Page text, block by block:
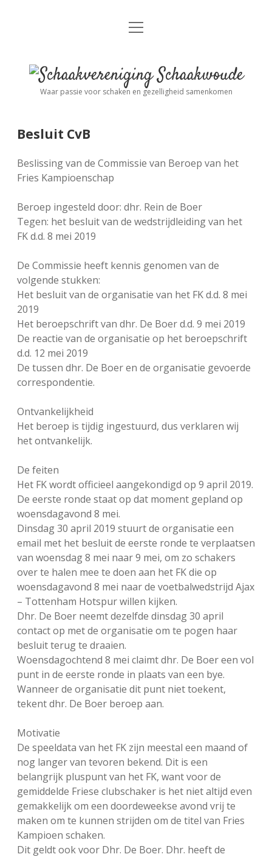
Nieuws
Algemene Informatie
dropdown
menu
Competitiereglement
Externe Competitie
menu
KNSB: Schaakwoude I
KNSB: Schaakwoude II
FSB: Schaakwoude II
FSB: Schaakwoude III
Jeugdschaken
Eregalerij
Sponsoren
facebook
instagram
open
Schaakvereniging
Schaakwoude
Waar passie voor schaken en gezelligheid samenkomen
Besluit CvB
Beslissing van de Commissie van Beroep van het
Fries Kampioenschap
Beroep ingesteld door: dhr. Rein de Boer
Tegen: het besluit van de wedstrijdleiding van het
FK d.d. 8 mei 2019
De Commissie heeft kennis genomen van de
volgende stukken:
Het besluit van de organisatie van het FK d.d. 8 mei
2019
Het beroepschrift van dhr. De Boer d.d. 9 mei 2019
De reactie van de organisatie op het beroepschrift
d.d. 12 mei 2019
De tussen dhr. De Boer en de organisatie gevoerde
correspondentie.
Ontvankelijkheid
Het beroep is tijdig ingestuurd, dus verklaren wij
het ontvankelijk.
De feiten
Het FK wordt officieel aangekondigd op 9 april 2019.
De eerste ronde staat op dat moment gepland op
woensdagavond 8 mei.
Dinsdag 30 april 2019 stuurt de organisatie een
email met het besluit de eerste ronde te verplaatsen
van woensdag 8 mei naar 9 mei, om zo schakers
over te halen mee te doen aan het FK die op
woensdagavond 8 mei naar de voetbalwedstrijd Ajax
– Tottenham Hotspur willen kijken.
Dhr. De Boer neemt dezelfde dinsdag 30 april
contact op met de organisatie om te pogen haar
besluit terug te draaien.
Woensdagochtend 8 mei claimt dhr. De Boer een vol
punt in de eerste ronde in plaats van een bye.
Wanneer de organisatie dit punt niet toekent,
tekent dhr. De Boer beroep aan.
Motivatie
De speeldata van het FK zijn meestal een maand of
nog langer van tevoren bekend. Dit is een
belangrijk pluspunt van het FK, want voor de
gemiddelde Friese clubschaker is het niet altijd even
gemakkelijk om een doordeweekse avond vrij te
maken om te kunnen strijden om de titel van Fries
Kampioen schaken.
Dit geldt ook voor Dhr. De Boer. Dhr. heeft de